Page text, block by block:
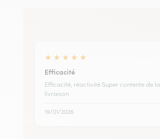
★ ★ ★ ★ ★
Efficacité
Efficacité, réactivité Super contente de la
livraison
19/01/2026